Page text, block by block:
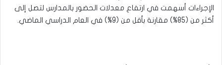
الإجراءات أسهمت في ارتفاع معدلات الحضور بالمدارس لتصل إلى
أكثر من (85%) مقارنة بأقل من (9%) في العام الدراسي الماضي.